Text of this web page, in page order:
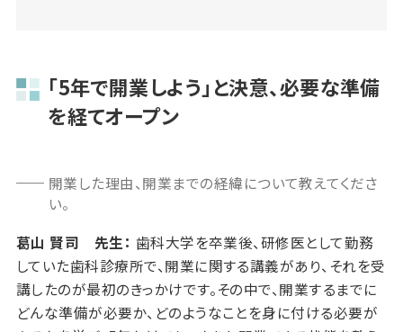
「5年で開業しよう」と決意、必要な準備
を経てオープン
開業した理由、開業までの経緯について教えてくださ
い。
葛山 賢司 先生： 歯科大学を卒業後、研修医として勤務
していた歯科診療所で、開業に関する講義があり、それを受
講したのが最初のきっかけです。その中で、開業するまでに
どんな準備が必要か、どのようなことを身に付ける必要が